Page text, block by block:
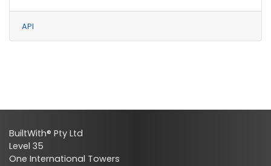
API
BuiltWith® Pty Ltd
Level 35
One International Towers